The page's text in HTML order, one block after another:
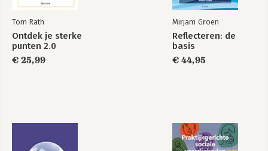
Tom Rath
Ontdek je sterke
punten 2.0
€ 25,99
Mirjam Groen
Reflecteren: de
basis
€ 44,95